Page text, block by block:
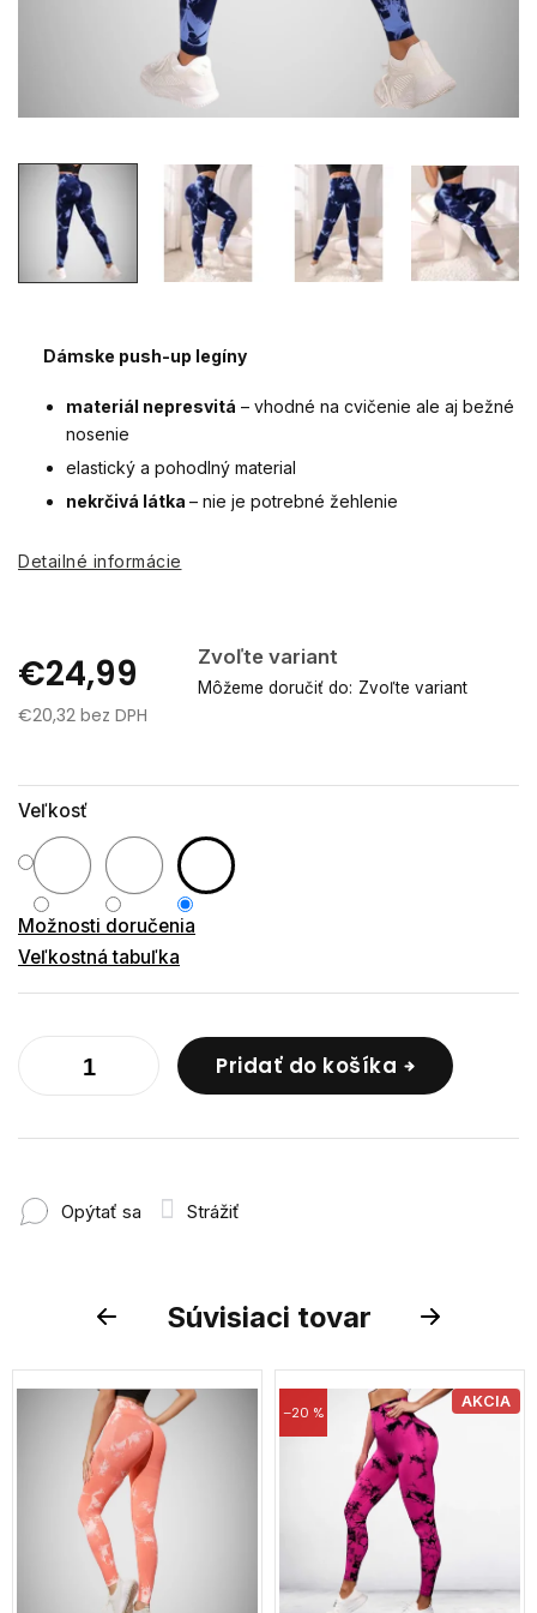
€24,99 Zvoľte variant
Môžeme doručiť do: Zvoľte variant
€20,32 bez DPH
Veľkosť
Možnosti doručenia
Veľkostná tabuľka
Pridať do košíka
Dámske push-up legíny
materiál nepresvitá – vhodné na cvičenie ale aj bežné
nosenie
elastický a pohodlný material
nekrčivá látka – nie je potrebné žehlenie
Detailné informácie
Opýtať sa Strážiť
Súvisiaci tovar
Previous
AKCIA
–20 %
Next